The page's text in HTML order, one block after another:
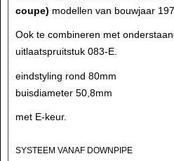
coupe) modellen van bouwjaar
Ook te combineren met
uitlaatspruitstuk 083-E.
eindstyling rond 80mm
buisdiameter 50,8mm
met E-keur.
SYSTEEM VANAF DOWNPIPE